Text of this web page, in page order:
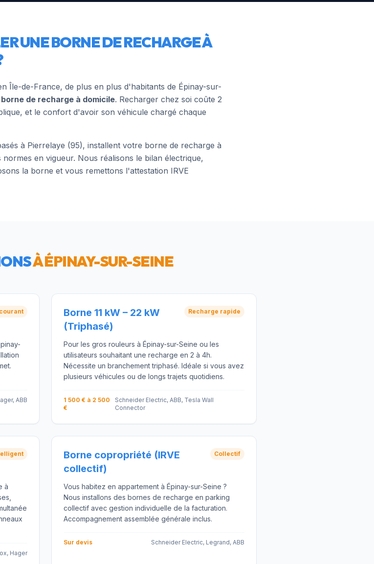
UNE BORNE DE RECHARGE À
Île-de-France, de plus en plus d'habitants de Épinay-sur-
borne de recharge à domicile. Recharger chez soi coûte 2
et le confort d'avoir son véhicule chargé chaque
à Pierrelaye (95), installent votre borne de recharge à
normes en vigueur. Nous réalisons le bilan électrique,
la borne et vous remettons l'attestation IRVE
ÀÉPINAY-SUR-SEINE
ABB
Borne 11 kW – 22 kW
(Triphasé)
Recharge rapide
Pour les gros rouleurs à Épinay-sur-Seine ou les
utilisateurs souhaitant une recharge en 2 à 4h.
Nécessite un branchement triphasé. Idéale si vous avez
plusieurs véhicules ou de longs trajets quotidiens.
1 500 € à 2 500
€
Schneider Electric, ABB, Tesla Wall
Connector
à
Hager
Borne copropriété (IRVE
collectif)
Collectif
Vous habitez en appartement à Épinay-sur-Seine ?
Nous installons des bornes de recharge en parking
collectif avec gestion individuelle de la facturation.
Accompagnement assemblée générale inclus.
Sur devis Schneider Electric, Legrand, ABB